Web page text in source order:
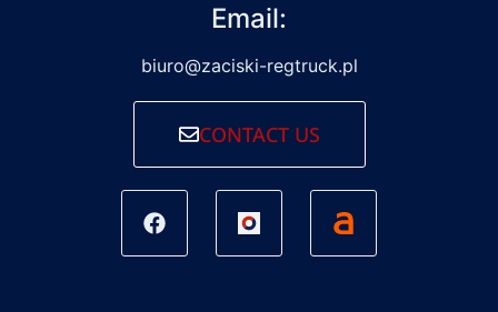
Email:
biuro@zaciski-regtruck.pl
CONTACT US